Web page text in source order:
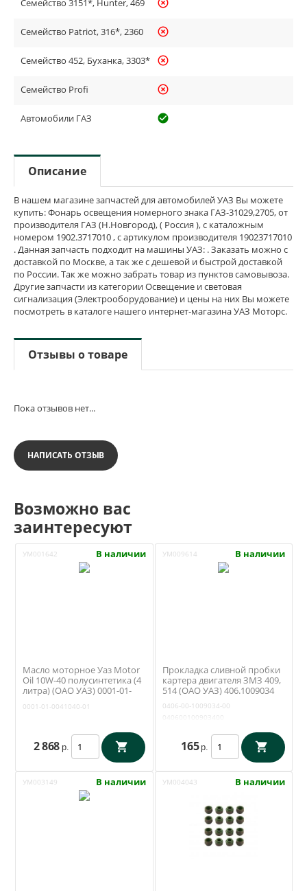
Семейство Patriot, 316*, 2360 highlight_off
Семейство 452, Буханка, 3303* highlight_off
Семейство Profi highlight_off
Автомобили ГАЗ check_circle_outline
Описание
В нашем магазине запчастей для автомобилей УАЗ Вы можете
купить: Фонарь освещения номерного знака ГАЗ-31029,2705, от
производителя ГАЗ (Н.Новгород), ( Россия ), с каталожным
номером 1902.3717010 , с артикулом производителя 19023717010
. Данная запчасть подходит на машины УАЗ: . Заказать можно с
доставкой по Москве, а так же с дешевой и быстрой доставкой
по России. Так же можно забрать товар из пунктов самовывоза.
Другие запчасти из категории Освещение и световая
сигнализация (Электрооборудование) и цены на них Вы можете
посмотреть в каталоге нашего интернет-магазина УАЗ Моторс.
Отзывы о товаре
Пока отзывов нет...
НАПИСАТЬ ОТЗЫВ
Возможно вас
заинтересуют
УМ001642 В наличии
Масло моторное Уаз Motor
Oil 10W-40 полусинтетика (4
литра) (ОАО УАЗ) 0001-01-
0001-01-0041040-01
2 868 р.
УМ009614 В наличии
Прокладка сливной пробки
картера двигателя ЗМЗ 409,
514 (ОАО УАЗ) 406.1009034
0406-00-1009034-00
165 р.
УМ003149 В наличии УМ004043 В наличии